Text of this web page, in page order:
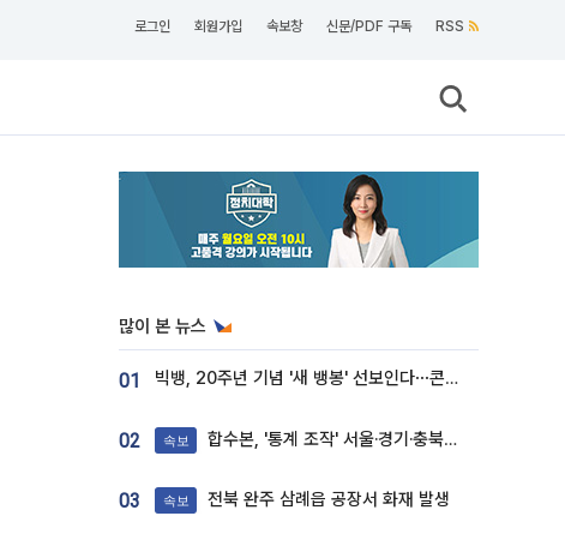
로그인 회원가입 속보창 신문/PDF 구독 RSS
많이 본 뉴스
01 빅뱅, 20주년 기념 '새 뱅봉' 선보인다⋯콘서트 앞두고 팝업 개최
02 속보 합수본, '통계 조작' 서울·경기·충북 선관위 등 추가 압수수색
03 속보 전북 완주 삼례읍 공장서 화재 발생